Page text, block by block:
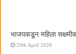
भाजपकडून महिला
20th April 2026